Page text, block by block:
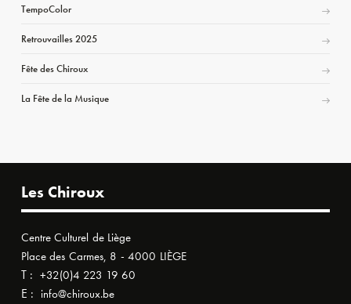
TempoColor
Retrouvailles 2025
Fête des Chiroux
La Fête de la Musique
Les Chiroux
Centre Culturel de Liège
Place des Carmes, 8 - 4000 LIÈGE
T : +32(0)4 223 19 60
E : info@chiroux.be